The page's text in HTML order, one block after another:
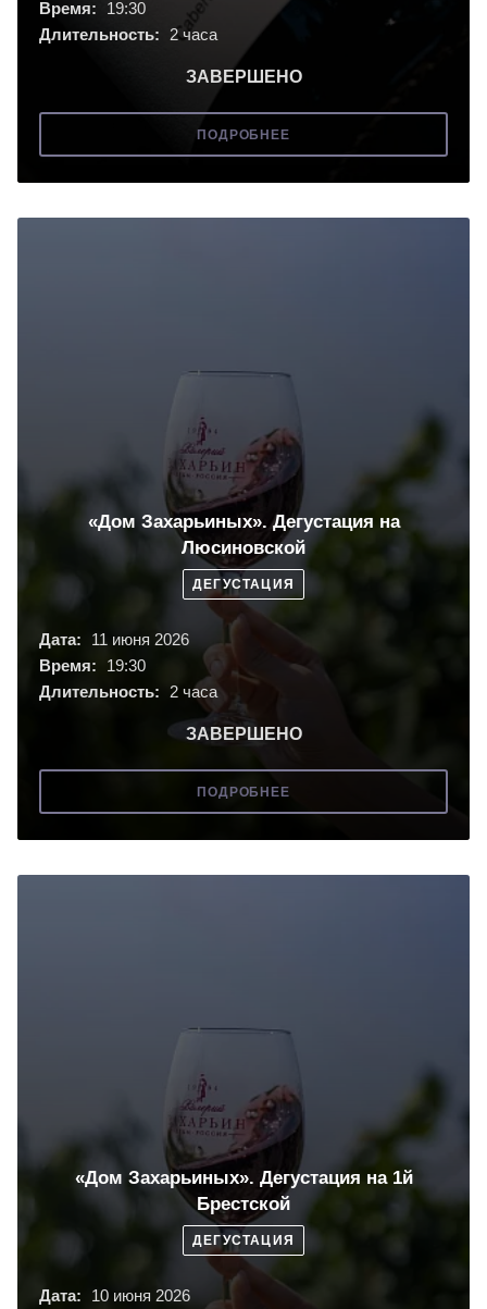
Время:
19:30
Длительность:
2 часа
ЗАВЕРШЕНО
ПОДРОБНЕЕ
«Дом Захарьиных». Дегустация на
Люсиновской
ДЕГУСТАЦИЯ
Дата:
11 июня 2026
Время:
19:30
Длительность:
2 часа
ЗАВЕРШЕНО
ПОДРОБНЕЕ
«Дом Захарьиных». Дегустация на 1й
Брестской
ДЕГУСТАЦИЯ
Дата:
10 июня 2026